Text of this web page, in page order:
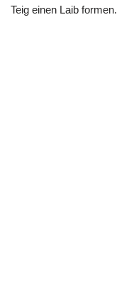
Teig einen Laib formen.